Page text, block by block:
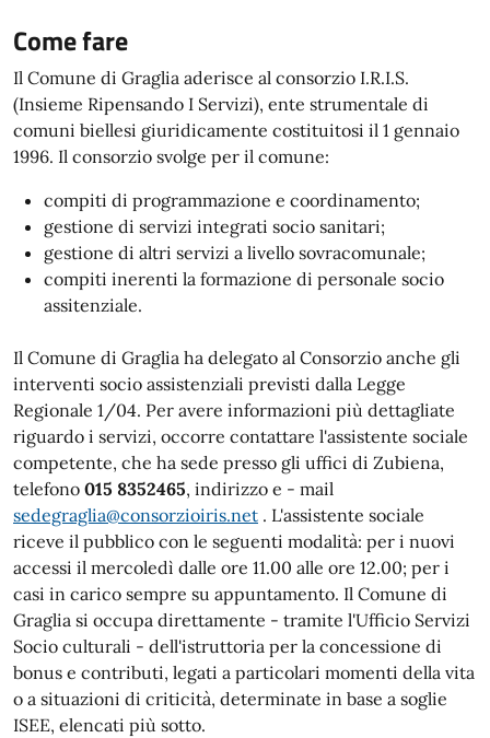
Come fare
Il Comune di Graglia aderisce al consorzio I.R.I.S.
(Insieme Ripensando I Servizi), ente strumentale di
comuni biellesi giuridicamente costituitosi il 1 gennaio
1996. Il consorzio svolge per il comune:
compiti di programmazione e coordinamento;
gestione di servizi integrati socio sanitari;
gestione di altri servizi a livello sovracomunale;
compiti inerenti la formazione di personale socio
assitenziale.
Il Comune di Graglia ha delegato al Consorzio anche gli
interventi socio assistenziali previsti dalla Legge
Regionale 1/04. Per avere informazioni più dettagliate
riguardo i servizi, occorre contattare l'assistente sociale
competente, che ha sede presso gli uffici di Zubiena,
telefono 015 8352465, indirizzo e - mail
sedegraglia@consorzioiris.net . L'assistente sociale
riceve il pubblico con le seguenti modalità: per i nuovi
accessi il mercoledì dalle ore 11.00 alle ore 12.00; per i
casi in carico sempre su appuntamento. Il Comune di
Graglia si occupa direttamente - tramite l'Ufficio Servizi
Socio culturali - dell'istruttoria per la concessione di
bonus e contributi, legati a particolari momenti della vita
o a situazioni di criticità, determinate in base a soglie
ISEE, elencati più sotto.